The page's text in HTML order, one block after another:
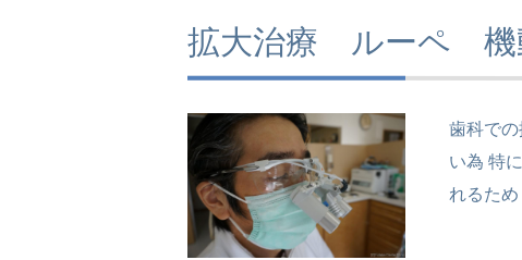
拡大治療 ルーペ 機
歯科で
い為 特
れるた